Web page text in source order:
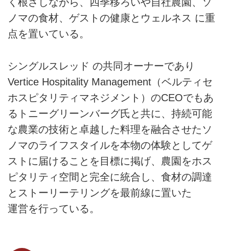
ノマの食材、ゲストの健康とウェルネス に重
点を置いている。
シングルスレッド の共同オーナーであり
Vertice Hospitality Management（ベルティセ
ホスピタリティマネジメント）のCEOでもあ
るトニーグリーンバーグ氏と共に、持続可能
な農業の技術と卓越した料理を融合させたソ
ノマのライフスタイルを本物の体験としてゲ
ストに届けることを目標に掲げ、農園をホス
ピタリティ空間と完全に統合し、食材の調達
とストーリーテリングを最前線に置いた
運営を行っている。